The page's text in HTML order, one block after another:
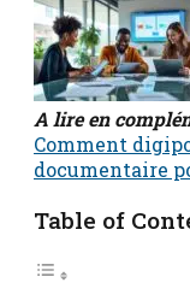
A lire en
Comment
documentaire
Table of